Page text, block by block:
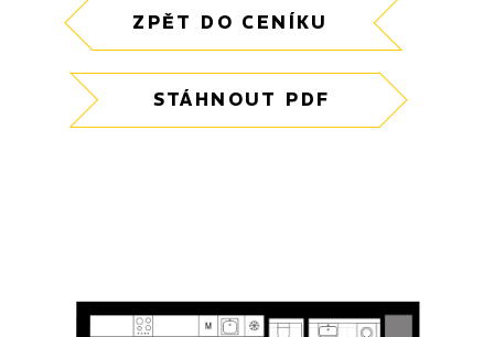
ZPĚT DO CENÍKU
STÁHNOUT PDF